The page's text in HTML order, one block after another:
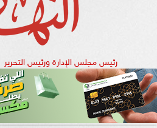
رئيس مجلس الإدارة ورئيس التحرير